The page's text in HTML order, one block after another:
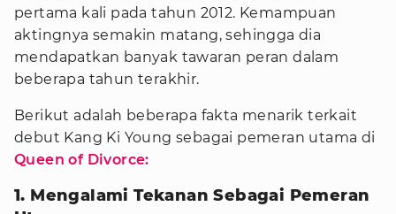
pertama kali pada tahun 2012. Kemampuan
aktingnya semakin matang, sehingga dia
mendapatkan banyak tawaran peran dalam
beberapa tahun terakhir.
Berikut adalah beberapa fakta menarik terkait
debut Kang Ki Young sebagai pemeran utama di
Queen of Divorce:
1. Mengalami Tekanan Sebagai Pemeran